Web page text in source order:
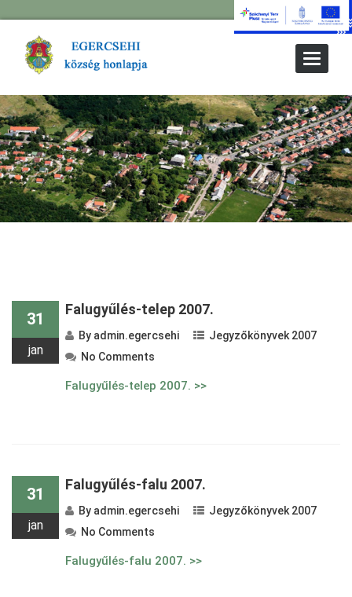
Toggle
31
jan
Falugyűlés-telep 2007.
By admin.egercsehi
Jegyzőkönyvek 2007
No Comments
Falugyűlés-telep 2007. >>
31
jan
Falugyűlés-falu 2007.
By admin.egercsehi
Jegyzőkönyvek 2007
No Comments
Falugyűlés-falu 2007. >>